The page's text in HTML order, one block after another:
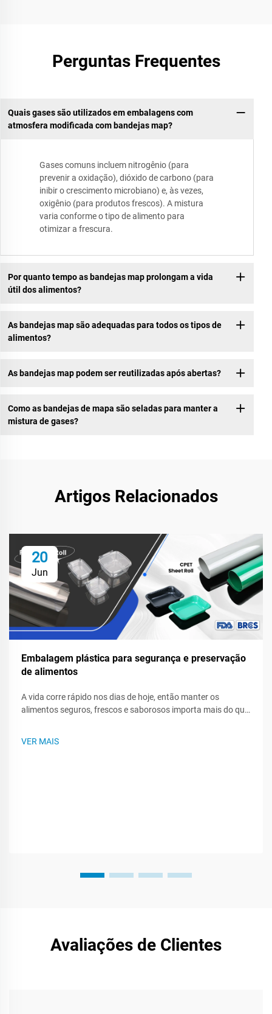
Perguntas Frequentes
Quais gases são utilizados em embalagens com
atmosfera modificada com bandejas map?
Gases comuns incluem nitrogênio (para
prevenir a oxidação), dióxido de carbono (para
inibir o crescimento microbiano) e, às vezes,
oxigênio (para produtos frescos). A mistura
varia conforme o tipo de alimento para
otimizar a frescura.
Por quanto tempo as bandejas map prolongam a vida
útil dos alimentos?
As bandejas map são adequadas para todos os tipos de
alimentos?
As bandejas map podem ser reutilizadas após abertas?
Como as bandejas de mapa são seladas para manter a
mistura de gases?
Artigos Relacionados
20
Jun
Embalagem plástica para segurança e preservação
de alimentos
A vida corre rápido nos dias de hoje, então manter os
alimentos seguros, frescos e saborosos importa mais do que
VER MAIS
Avaliações de Clientes